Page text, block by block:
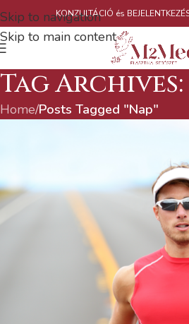
Skip to navigation
Skip to main content
KONZULTÁCIÓ és
Tag Archives:
Home/Posts Tagged "Nap"